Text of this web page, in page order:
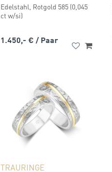
Edelstahl, Rotgold 585 (0,045
ct w/si)
1.450,- € / Paar
TRAURINGE